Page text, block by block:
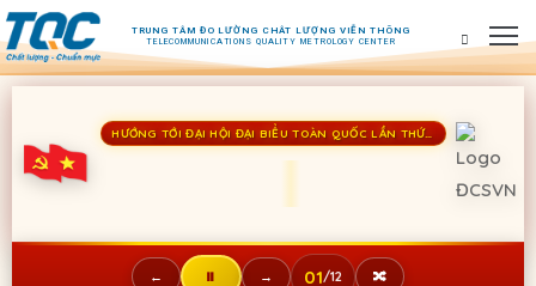
TRUNG TÂM ĐO LƯỜNG CHÂT LƯỢNG VIỄN THÔNG
TELECOMMUNICATIONS QUALITY METROLOGY CENTER
chủ
HƯỚNG TỚI ĐẠI HỘI ĐẠI BIỂU TOÀN QUỐC LẦN THỨ XIV CỦA ĐẢNG
← ⏸ → 01/12 🔀